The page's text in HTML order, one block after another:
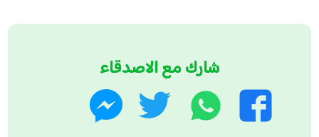
شارك مع الاصدقاء
فيسبوك
واتساب تويتر